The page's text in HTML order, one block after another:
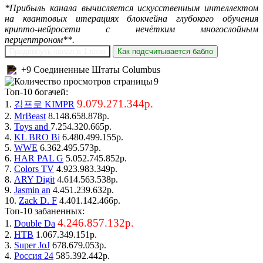
*Прибыль канала вычисляется искусственным интеллектом
на квантовых итерациях блокчейна глубокого обучения
крипто-нейросети с нечётким многослойным
перцептроном**.
Как подсчитывается бабло
+9 Соединенные Штаты Columbus
9
Топ-10 богачей:
1. 김프로 KIMPR 9.079.271.344р.
2. MrBeast 8.148.658.878р.
3. Toys and 7.254.320.665р.
4. KL BRO Bi 6.480.499.155р.
5. WWE 6.362.495.573р.
6. HAR PAL G 5.052.745.852р.
7. Colors TV 4.923.983.349р.
8. ARY Digit 4.614.563.538р.
9. Jasmin an 4.451.239.632р.
10. Zack D. F 4.401.142.466р.
Топ-10 забаненных:
1. Double Da 4.246.857.132р.
2. НТВ 1.067.349.151р.
3. Super JoJ 678.679.053р.
4. Россия 24 585.392.442р.